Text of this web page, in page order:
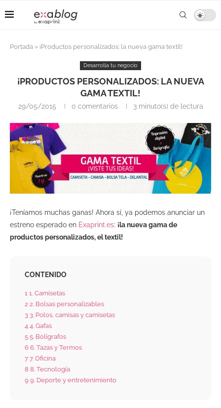
Portada » ¡Productos personalizados: la nueva gama textil!
Desarrolla tu negocio
¡PRODUCTOS PERSONALIZADOS: LA NUEVA
GAMA TEXTIL!
29/05/2015 0 comentarios 3 minuto(s) de lectura
¡Teníamos muchas ganas! Ahora sí, ya podemos anunciar un
estreno esperado en Exaprint.es: ¡la nueva gama de
productos personalizados, el textil!
CONTENIDO
11. Camisetas
22. Bolsas personalizables
33. Polos, camisas y camisetas
44. Gafas
55. Bolígrafos
66. Tazas y Termos
77. Oficina
8 8. Tecnología
9 9. Deporte y entretenimiento